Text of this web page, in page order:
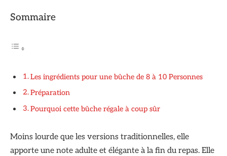
Sommaire
Les ingrédients pour une bûche de 8 à 10 Personnes
Préparation
Pourquoi cette bûche régale à coup sûr
Moins lourde que les versions traditionnelles, elle
apporte une note adulte et élégante à la fin du repas. Elle